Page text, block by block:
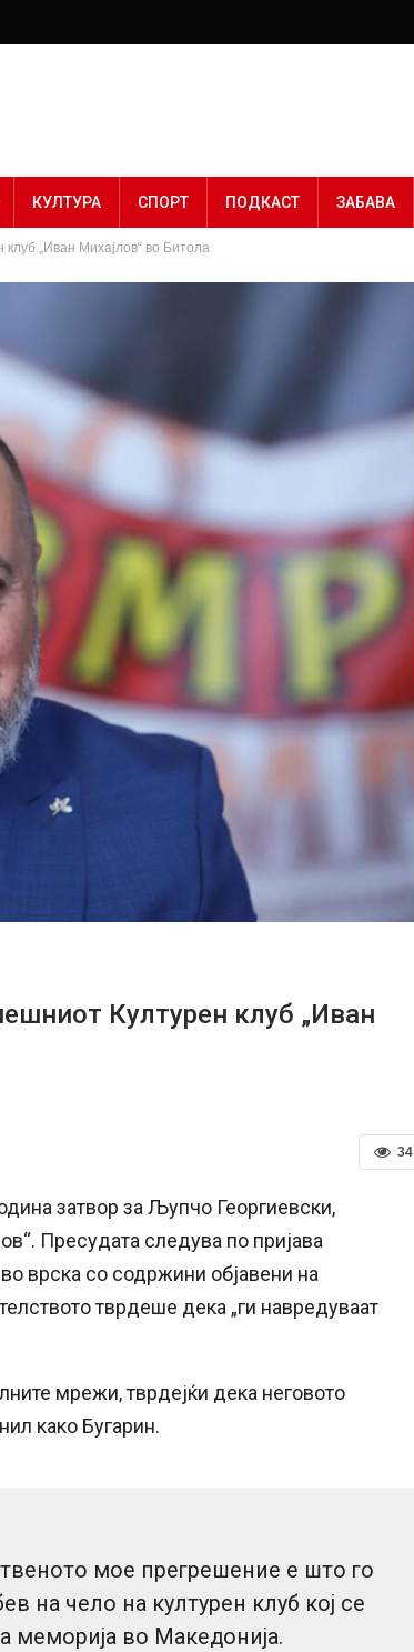
КУЛТУРА СПОРТ ПОДКАСТ ЗАБАВА
„Иван Михајлов“ во Битола
Културен клуб „Иван
34
затвор за Љупчо Георгиевски,
Пресудата следува по пријава
врска со содржини објавени на
тврдеше дека „ги навредуваат
мрежи, тврдејќи дека неговото
како Бугарин.
мое прегрешение е што го
на чело на културен клуб кој се
меморија во Македонија.